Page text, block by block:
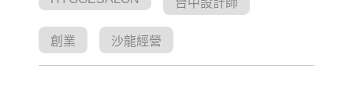
台中設計師
創業 沙龍經營